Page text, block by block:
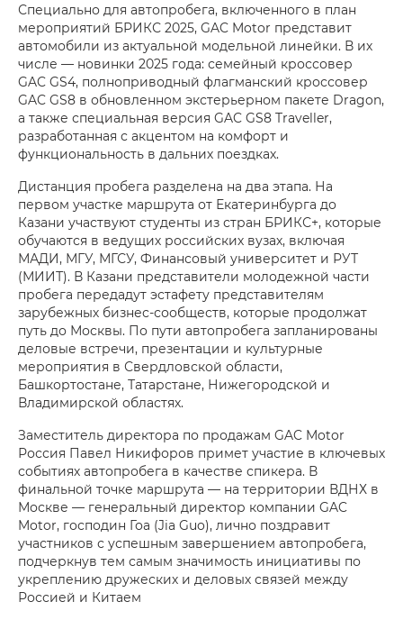
Специально для автопробега, включенного в план
мероприятий БРИКС 2025, GAC Motor представит
автомобили из актуальной модельной линейки. В их
числе — новинки 2025 года: семейный кроссовер
GAC GS4, полноприводный флагманский кроссовер
GAC GS8 в обновленном экстерьерном пакете Dragon,
а также специальная версия GAC GS8 Traveller,
разработанная с акцентом на комфорт и
функциональность в дальних поездках.
Дистанция пробега разделена на два этапа. На
первом участке маршрута от Екатеринбурга до
Казани участвуют студенты из стран БРИКС+, которые
обучаются в ведущих российских вузах, включая
МАДИ, МГУ, МГСУ, Финансовый университет и РУТ
(МИИТ). В Казани представители молодежной части
пробега передадут эстафету представителям
зарубежных бизнес-сообществ, которые продолжат
путь до Москвы. По пути автопробега запланированы
деловые встречи, презентации и культурные
мероприятия в Свердловской области,
Башкортостане, Татарстане, Нижегородской и
Владимирской областях.
Заместитель директора по продажам GAC Motor
Россия Павел Никифоров примет участие в ключевых
событиях автопробега в качестве спикера. В
финальной точке маршрута — на территории ВДНХ в
Москве — генеральный директор компании GAC
Motor, господин Гоа (Jia Guo), лично поздравит
участников с успешным завершением автопробега,
подчеркнув тем самым значимость инициативы по
укреплению дружеских и деловых связей между
Россией и Китаем